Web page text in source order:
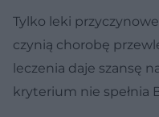
Tylko leki
czynią chorobę
leczenia daje szansę
kryterium nie spełnia